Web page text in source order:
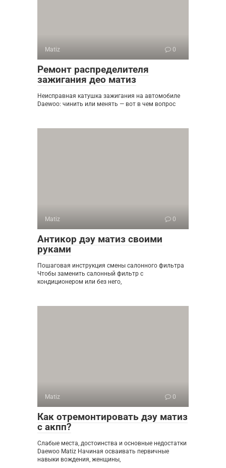
Matiz 0
Ремонт распределителя
зажигания део матиз
Неисправная катушка зажигания на автомобиле
Daewoo: чинить или менять — вот в чем вопрос
Matiz 0
Антикор дэу матиз своими
руками
Пошаговая инструкция смены салонного фильтра
Чтобы заменить салонный фильтр с
кондиционером или без него,
Matiz 0
Как отремонтировать дэу матиз
с акпп?
Слабые места, достоинства и основные недостатки
Daewoo Matiz Начиная осваивать первичные
навыки вождения, женщины,